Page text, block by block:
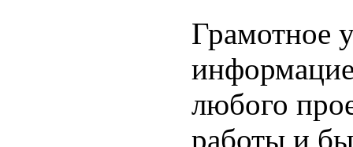
Грамотное
любого
работы и